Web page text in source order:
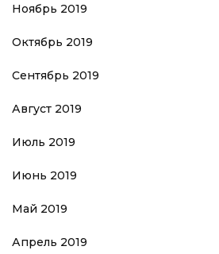
Ноябрь 2019
Октябрь 2019
Сентябрь 2019
Август 2019
Июль 2019
Июнь 2019
Май 2019
Апрель 2019